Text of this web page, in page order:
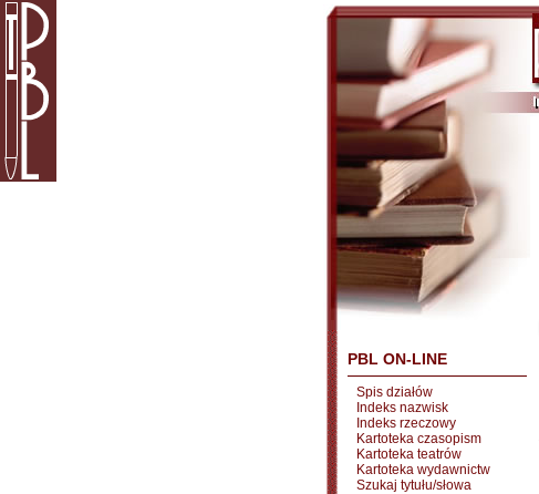
PBL ON-LINE
Spis działów
Indeks nazwisk
Indeks rzeczowy
Kartoteka czasopism
Kartoteka teatrów
Kartoteka wydawnictw
Szukaj tytułu/słowa